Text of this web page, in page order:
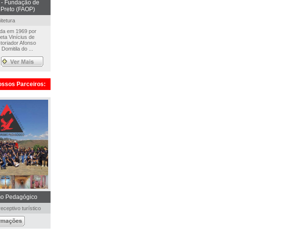
Fundação de
(FAOP)
em 1969 por
Vinícius de
Afonso
do ...
Parceiros:
Pedagógico
turístico